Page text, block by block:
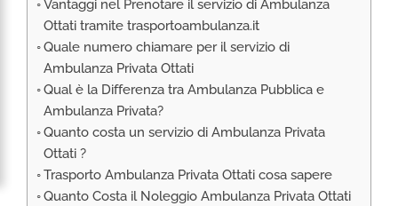
RIMPATRIO SANITARIO ITALIA
AMBULANZA SET CINEMATOGRAFICI
VOLO SANITARIO
TRASPORTO SANITARIO: VOLI DI LINEA,
ELIAMBULANZA ED AMBULANZA
TRASPORTO ECMO O CIRCOLAZIONE
EXTRACORPOREA
TRASPORTO PER NEONATI E PEDIATRICO
Vantaggi nel Prenotare il servizio di Ambulanza
Ottati tramite trasportoambulanza.it
Quale numero chiamare per il servizio di
Ambulanza Privata Ottati
Qual è la Differenza tra Ambulanza Pubblica e
Ambulanza Privata?
Quanto costa un servizio di Ambulanza Privata
Ottati ?
Trasporto Ambulanza Privata Ottati cosa sapere
Quanto Costa il Noleggio Ambulanza Privata Ottati